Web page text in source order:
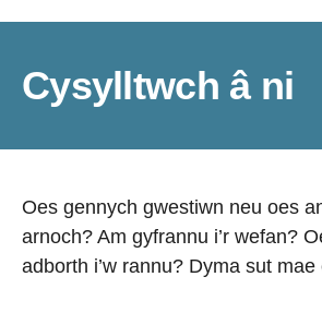
Cysylltwch â ni
Oes gennych gwestiwn neu oes
arnoch? Am gyfrannu i’r wefan?
adborth i’w rannu? Dyma sut